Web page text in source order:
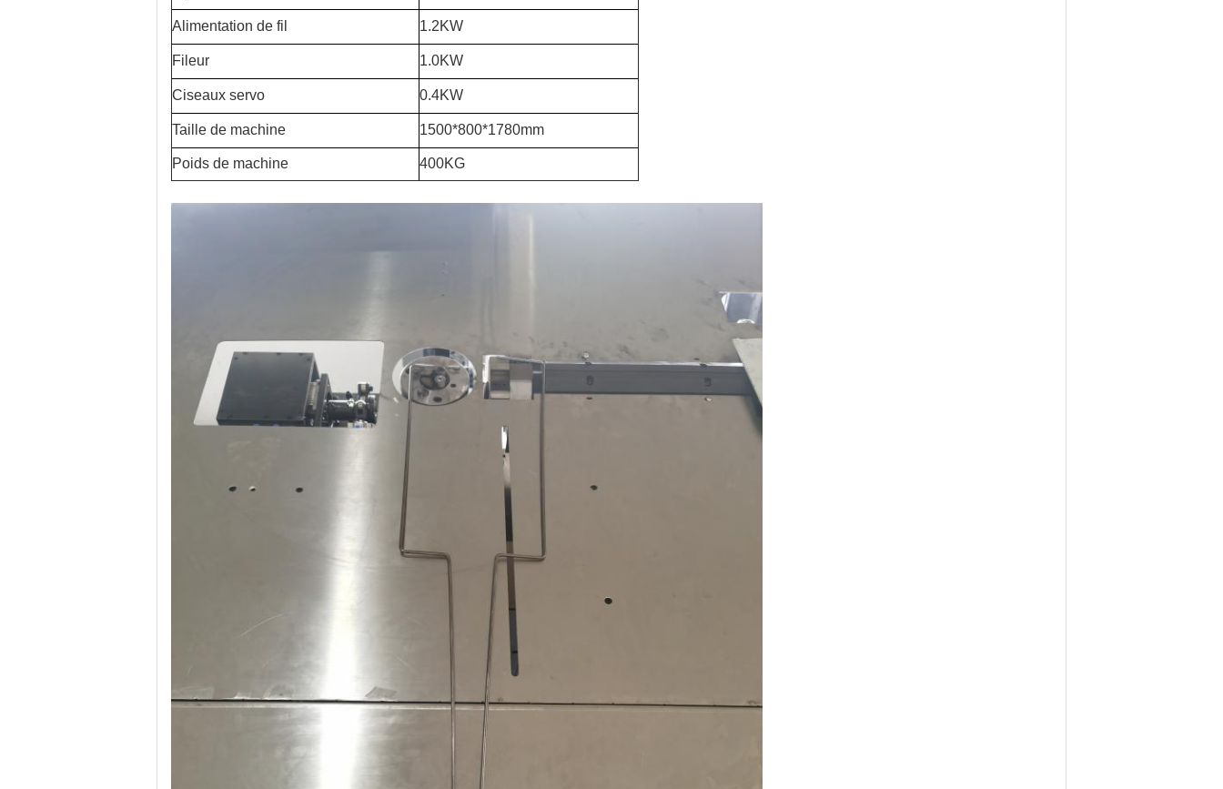
Alimentation de fil 1.2KW
Fileur 1.0KW
Ciseaux servo 0.4KW
Taille de machine 1500*800*1780mm
Poids de machine 400KG